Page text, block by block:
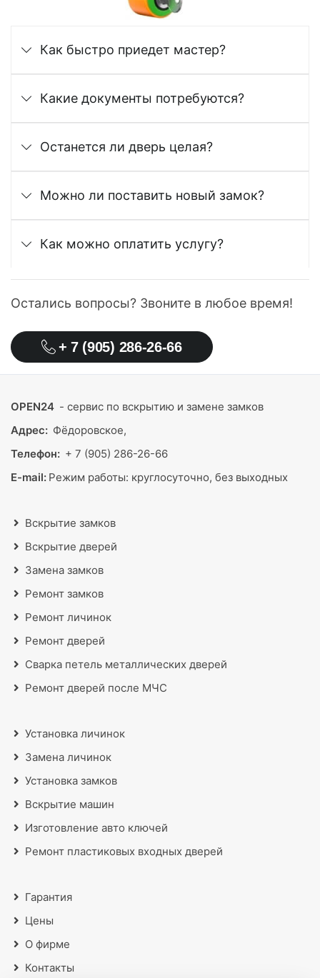
Как быстро приедет мастер?
Какие документы потребуются?
Останется ли дверь целая?
Можно ли поставить новый замок?
Как можно оплатить услугу?
Остались вопросы? Звоните в любое время!
+ 7 (905) 286-26-66
OPEN24 - сервис по вскрытию и замене замков
Адрес: Фёдоровское,
Телефон: + 7 (905) 286-26-66
E-mail: Режим работы: круглосуточно, без выходных
Вскрытие замков
Вскрытие дверей
Замена замков
Ремонт замков
Ремонт личинок
Ремонт дверей
Сварка петель металлических дверей
Ремонт дверей после МЧС
Установка личинок
Замена личинок
Установка замков
Вскрытие машин
Изготовление авто ключей
Ремонт пластиковых входных дверей
Гарантия
Цены
О фирме
Контакты